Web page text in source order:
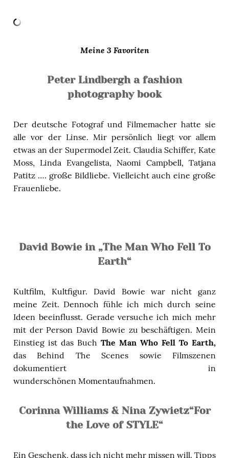
Meine 3 Favoriten
Peter Lindbergh a fashion
photography book
Der deutsche Fotograf und Filmemacher hatte sie
alle vor der Linse. Mir persönlich liegt vor allem
etwas an der Supermodel Zeit. Claudia Schiffer, Kate
Moss, Linda Evangelista, Naomi Campbell, Tatjana
Patitz …. große Bildliebe. Vielleicht auch eine große
Frauenliebe.
David Bowie in „The Man Who Fell To
Earth“
Kultfilm, Kultfigur. David Bowie war nicht ganz
meine Zeit. Dennoch fühle ich mich durch seine
Ideen beeinflusst. Gerade versuche ich mich mehr
mit der Person David Bowie zu beschäftigen. Mein
Einstieg ist das Buch The Man Who Fell To Earth,
das Behind The Scenes sowie Filmszenen
dokumentiert in
wunderschönen Momentaufnahmen.
Corinna Williams & Nina Zywietz“For
the Love of STYLE“
Ein Geschenk, dass ich nicht mehr missen will. Tipps